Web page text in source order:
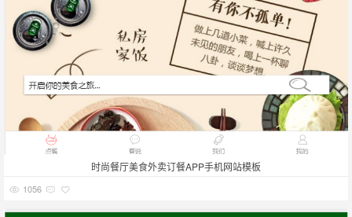
时尚餐厅美食外卖订餐APP手机网站模板
1056